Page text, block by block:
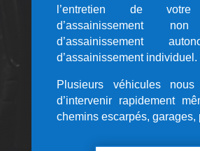
l’entretien de votre
d’assainissement
d’assainissement
d’assainissement individuel.
Plusieurs véhicules nous
d’intervenir rapidement
chemins escarpés, garages,